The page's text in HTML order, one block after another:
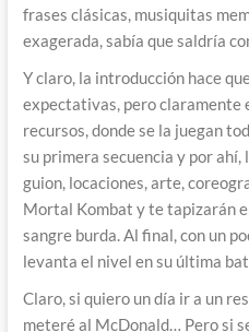
frases clásicas, musiquitas
exagerada, sabía que saldría
Y claro, la introducción hace
expectativas, pero claramente
recursos, donde se la juegan
su primera secuencia y por ahí,
guion, locaciones, arte,
Mortal Kombat y te tapizarán
sangre burda. Al final, con un
levanta el nivel en su última
Claro, si quiero un día ir a un
meteré al McDonald… Pero si